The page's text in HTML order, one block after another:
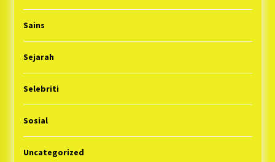
Sains
Sejarah
Selebriti
Sosial
Uncategorized